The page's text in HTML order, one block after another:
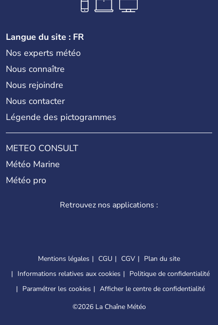
Langue du site : FR
Nos experts météo
Nous connaître
Nous rejoindre
Nous contacter
Légende des pictogrammes
METEO CONSULT
Météo Marine
Météo pro
Retrouvez nos applications :
Mentions légales CGU CGV
Plan du site
Informations relatives aux cookies
Politique de confidentialité
Paramétrer les cookies
Afficher le centre de confidentialité
©2026 La Chaîne Météo